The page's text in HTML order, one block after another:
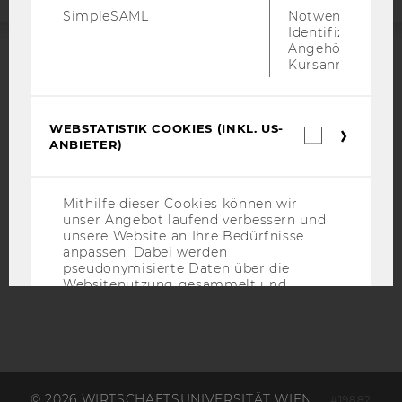
AMBA
SimpleSAML
Notwendig zur
Identifizierung
Angehörige/r für
Kursanmeldung.
WEBSTATISTIK COOKIES (INKL. US-
ANBIETER)
Mithilfe dieser Cookies können wir
unser Angebot laufend verbessern und
unsere Website an Ihre Bedürfnisse
anpassen. Dabei werden
pseudonymisierte Daten über die
Websitenutzung gesammelt und
_pk_id
Eindeutige